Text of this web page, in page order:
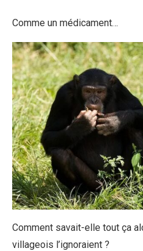
Comme un médicament…
Comment savait-elle tout ça
villageois l’ignoraient ?